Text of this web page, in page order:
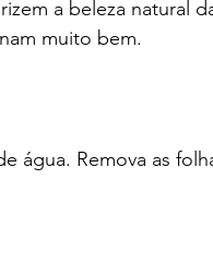
a beleza natural
muito bem.
água. Remova as